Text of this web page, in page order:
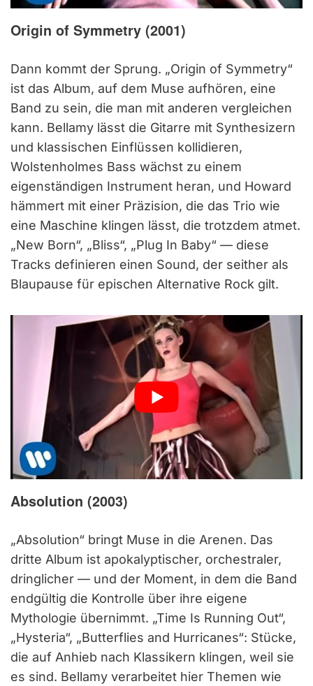
Origin of Symmetry (2001)
Dann kommt der Sprung. „Origin of Symmetry“
ist das Album, auf dem Muse aufhören, eine
Band zu sein, die man mit anderen vergleichen
kann. Bellamy lässt die Gitarre mit Synthesizern
und klassischen Einflüssen kollidieren,
Wolstenholmes Bass wächst zu einem
eigenständigen Instrument heran, und Howard
hämmert mit einer Präzision, die das Trio wie
eine Maschine klingen lässt, die trotzdem atmet.
„New Born“, „Bliss“, „Plug In Baby“ — diese
Tracks definieren einen Sound, der seither als
Blaupause für epischen Alternative Rock gilt.
Absolution (2003)
„Absolution“ bringt Muse in die Arenen. Das
dritte Album ist apokalyptischer, orchestraler,
dringlicher — und der Moment, in dem die Band
endgültig die Kontrolle über ihre eigene
Mythologie übernimmt. „Time Is Running Out“,
„Hysteria“, „Butterflies and Hurricanes“: Stücke,
die auf Anhieb nach Klassikern klingen, weil sie
es sind. Bellamy verarbeitet hier Themen wie